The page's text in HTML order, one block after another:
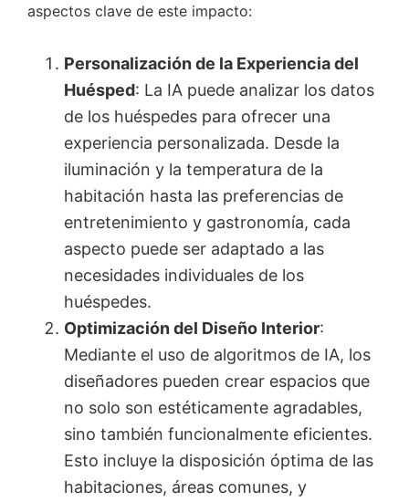
aspectos clave de este impacto:
Personalización de la Experiencia del
Huésped: La IA puede analizar los datos
de los huéspedes para ofrecer una
experiencia personalizada. Desde la
iluminación y la temperatura de la
habitación hasta las preferencias de
entretenimiento y gastronomía, cada
aspecto puede ser adaptado a las
necesidades individuales de los
huéspedes.
Optimización del Diseño Interior:
Mediante el uso de algoritmos de IA, los
diseñadores pueden crear espacios que
no solo son estéticamente agradables,
sino también funcionalmente eficientes.
Esto incluye la disposición óptima de las
habitaciones, áreas comunes, y